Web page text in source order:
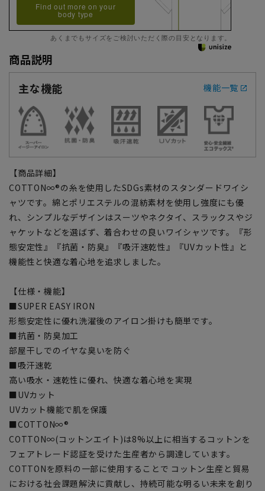
Find out more on your
body type
あくまでもサイズをご検討いただく際の目安となります。
商品説明
主な機能
機能一覧
【商品詳細】
COTTON∞®の糸を使用したSDGs素材のスタンダードワイシ
ャツです。綿とポリエステルの混紡素材を使用し強度にも優
れ、シンプルなデザインはスーツやネクタイ、スラックスやジ
ャケットなどを選ばず、着合わせの良いワイシャツです。『形
態安定性』『抗菌・防臭』『吸汗速乾性』『UVカット性』と
機能性と快適な着心地を追求しました。
【仕様・機能】
■SUPER EASY IRON
形態安定性に優れ洗濯後のアイロン掛けも簡単です。
■抗菌・防臭加工
部屋干しでのイヤな臭いを防ぐ
■吸汗速乾
高い吸水・速乾性に優れ、快適な着心地を実現
■UVカット
UVカット機能で肌を保護
■COTTON∞®
COTTON∞(コットンエイト)は8%以上に相当するコットンを
フェアトレード認証を受けた生産者から調達しています。
COTTONを原料の一部に使用することで コットン生産と貿易
における社会課題解決に貢献し、持続可能な明るい未来を創り